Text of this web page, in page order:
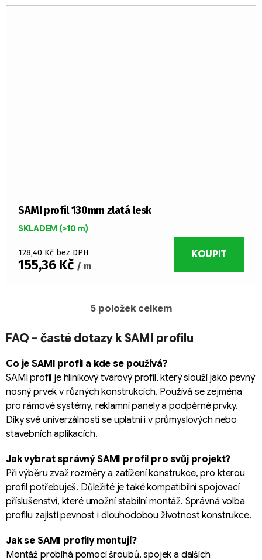
SAMI profil 130mm zlatá lesk
SKLADEM (>10 m)
128,40 Kč bez DPH
155,36 Kč / m
KOUPIT
l
d
a
c
í
p
r
k
y
v
ý
p
i
s
u
5položek celkem
FAQ – časté dotazy k SAMI profilu
Co je SAMI profil a kde se používá?
SAMI profil je hliníkový tvarový profil, který slouží jako pevný
nosný prvek v různých konstrukcích. Používá se zejména
pro rámové systémy, reklamní panely a podpěrné prvky.
Díky své univerzálnosti se uplatní i v průmyslových nebo
stavebních aplikacích.
Jak vybrat správný SAMI profil pro svůj projekt?
Při výběru zvaž rozměry a zatížení konstrukce, pro kterou
profil potřebuješ. Důležité je také kompatibilní spojovací
příslušenství, které umožní stabilní montáž. Správná volba
profilu zajistí pevnost i dlouhodobou životnost konstrukce.
Jak se SAMI profily montují?
Montáž probíhá pomocí šroubů, spojek a dalších